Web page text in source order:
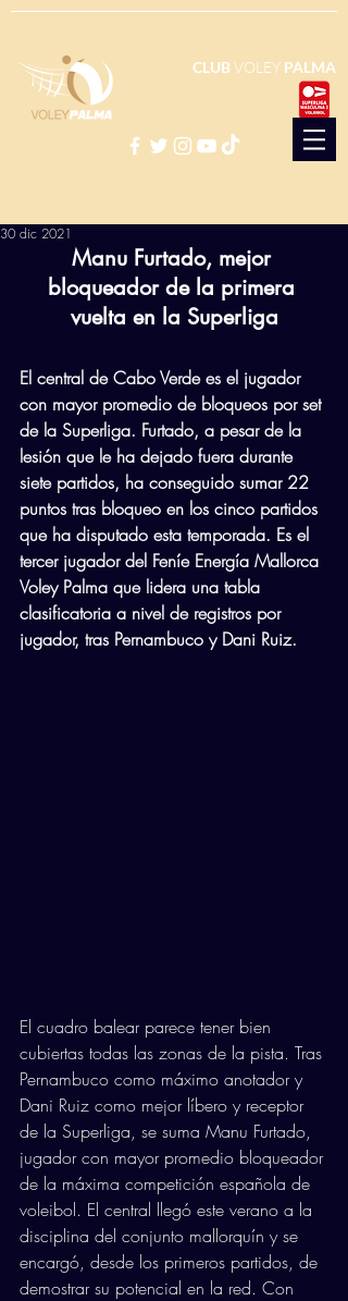
CLUBVOLEY PALMA
30 dic 2021
Manu Furtado, mejor
bloqueador de la primera
vuelta en la Superliga
El central de Cabo Verde es el jugador
con mayor promedio de bloqueos por set
de la Superliga. Furtado, a pesar de la
lesión que le ha dejado fuera durante
siete partidos, ha conseguido sumar 22
puntos tras bloqueo en los cinco partidos
que ha disputado esta temporada. Es el
tercer jugador del Feníe Energía Mallorca
Voley Palma que lidera una tabla
clasificatoria a nivel de registros por
jugador, tras Pernambuco y Dani Ruiz.
El cuadro balear parece tener bien
cubiertas todas las zonas de la pista. Tras
Pernambuco como máximo anotador y
Dani Ruiz como mejor líbero y receptor
de la Superliga, se suma Manu Furtado,
jugador con mayor promedio bloqueador
de la máxima competición española de
voleibol. El central llegó este verano a la
disciplina del conjunto mallorquín y se
encargó, desde los primeros partidos, de
demostrar su potencial en la red. Con